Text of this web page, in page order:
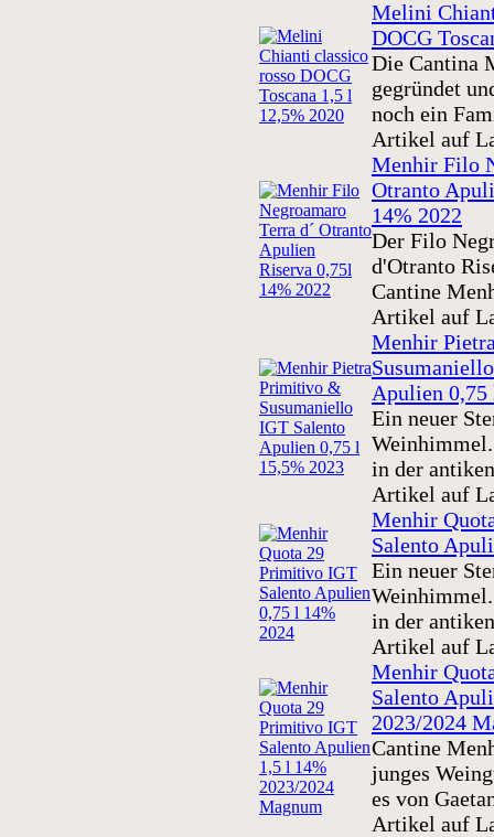
Melini
DOCG
Die Cantina
gegründet
noch ein
Artikel auf
Menhir Filo
Otranto
14% 2022
Der Filo
d'Otranto
Cantine
Artikel auf
Menhir
Apulien 0,75
Ein neuer
in der
Artikel auf
Menhir
Salento
Ein neuer
in der
Artikel auf
Menhir
Salento
2023/2024
Cantine
junges
es von
Artikel auf